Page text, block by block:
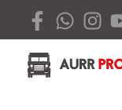
contenido